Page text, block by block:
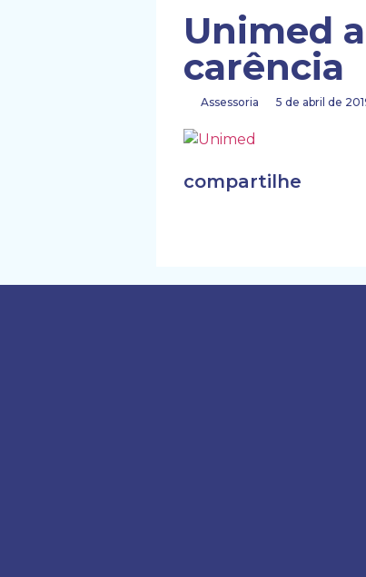
Unimed
carência
Assessoria 5 de abril de
compartilhe